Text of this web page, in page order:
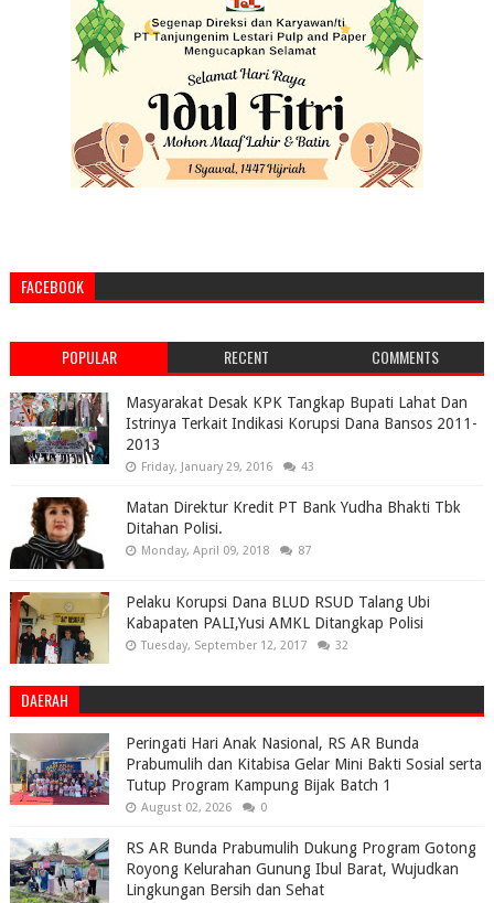
FACEBOOK
POPULAR RECENT COMMENTS
Masyarakat Desak KPK Tangkap Bupati Lahat Dan
Istrinya Terkait Indikasi Korupsi Dana Bansos 2011-
2013
Friday, January 29, 2016 43
Matan Direktur Kredit PT Bank Yudha Bhakti Tbk
Ditahan Polisi.
Monday, April 09, 2018 87
Pelaku Korupsi Dana BLUD RSUD Talang Ubi
Kabapaten PALI,Yusi AMKL Ditangkap Polisi
Tuesday, September 12, 2017 32
DAERAH
Peringati Hari Anak Nasional, RS AR Bunda
Prabumulih dan Kitabisa Gelar Mini Bakti Sosial serta
Tutup Program Kampung Bijak Batch 1
August 02, 2026 0
RS AR Bunda Prabumulih Dukung Program Gotong
Royong Kelurahan Gunung Ibul Barat, Wujudkan
Lingkungan Bersih dan Sehat